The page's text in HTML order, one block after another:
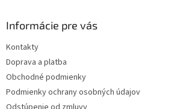
Informácie pre vás
Kontakty
Doprava a platba
Obchodné podmienky
Podmienky ochrany osobných údajov